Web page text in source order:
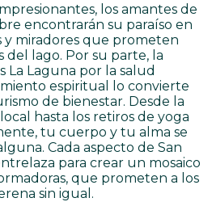
los amantes de
encontrarán su paraíso en
y miradores que prometen
del lago. Por su parte, la
La Laguna por la salud
espiritual lo convierte
de bienestar. Desde la
hasta los retiros de yoga
tu cuerpo y tu alma se
Cada aspecto de San
para crear un mosaico
que prometen a los
sin igual.